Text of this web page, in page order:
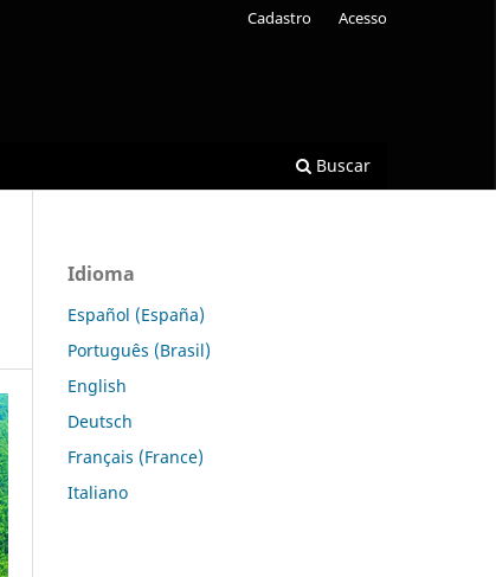
Buscar
Cadastro Acesso
Idioma
Español (España)
Português (Brasil)
English
Deutsch
Français (France)
Italiano